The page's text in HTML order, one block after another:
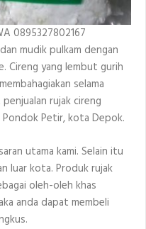
0895327802167
mudik pulkam dengan
Cireng yang lembut gurih
selama
rujak cireng
Petir, kota Depok.
utama kami. Selain itu
luar kota. Produk rujak
oleh-oleh khas
anda dapat membeli